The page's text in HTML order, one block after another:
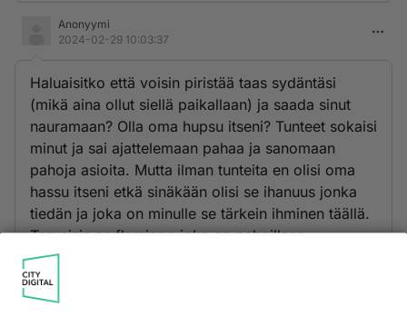
Anonyymi
2024-02-29 10:03:37
Haluaisitko että voisin piristää taas sydäntäsi
(mikä aina ollut siellä paikallaan) ja saada sinut
nauramaan? Olla oma hupsu itseni? Tunteet sokaisi
minut ja sai ajattelemaan pahaa ja sanomaan
pahoja asioita. Mutta ilman tunteita en olisi oma
hassu itseni etkä sinäkään olisi se ihanuus jonka
tiedän ja joka on minulle se tärkein ihminen täällä.
Terveisin se flamingo joka on pahoillaan
sanoistaan eikä haluaisi koskaan loukata 🦩😔💕